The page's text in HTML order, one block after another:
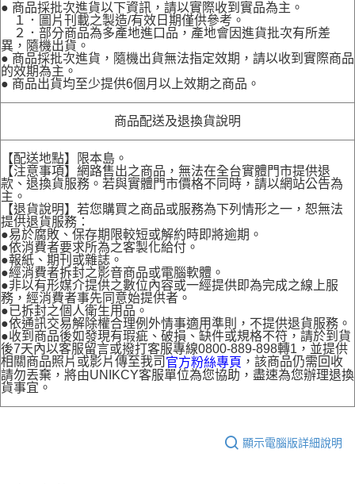
● 商品採批次進貨以下資訊，請以實際收到實品為主。
１．圖片刊載之製造/有效日期僅供參考。
２．部分商品為多產地進口品，產地會因進貨批次有所差
異，隨機出貨。
● 商品採批次進貨，隨機出貨無法指定效期，請以收到實際商品
的效期為主。
● 商品出貨均至少提供6個月以上效期之商品。
商品配送及退換貨說明
【配送地點】限本島。
【注意事項】網路售出之商品，無法在全台實體門市提供退
款、退換貨服務。若與實體門市價格不同時，請以網站公告為
主。
【退貨說明】若您購買之商品或服務為下列情形之一，恕無法
提供退貨服務：
●易於腐敗、保存期限較短或解約時即將逾期。
●依消費者要求所為之客製化給付。
●報紙、期刊或雜誌。
●經消費者拆封之影音商品或電腦軟體。
●非以有形媒介提供之數位內容或一經提供即為完成之線上服
務，經消費者事先同意始提供者。
●已拆封之個人衛生用品。
●依通訊交易解除權合理例外情事適用準則，不提供退貨服務。
●收到商品後如發現有瑕疵、破損、缺件或規格不符，請於到貨
後7天內以客服留言或撥打客服專線0800-889-898轉1，並提供
相關商品照片或影片傳至我司 官方粉絲專頁 ，該商品仍需回收
請勿丟棄，將由UNIKCY客服單位為您協助，盡速為您辦理退換
貨事宜。
顯示電腦版詳細說明